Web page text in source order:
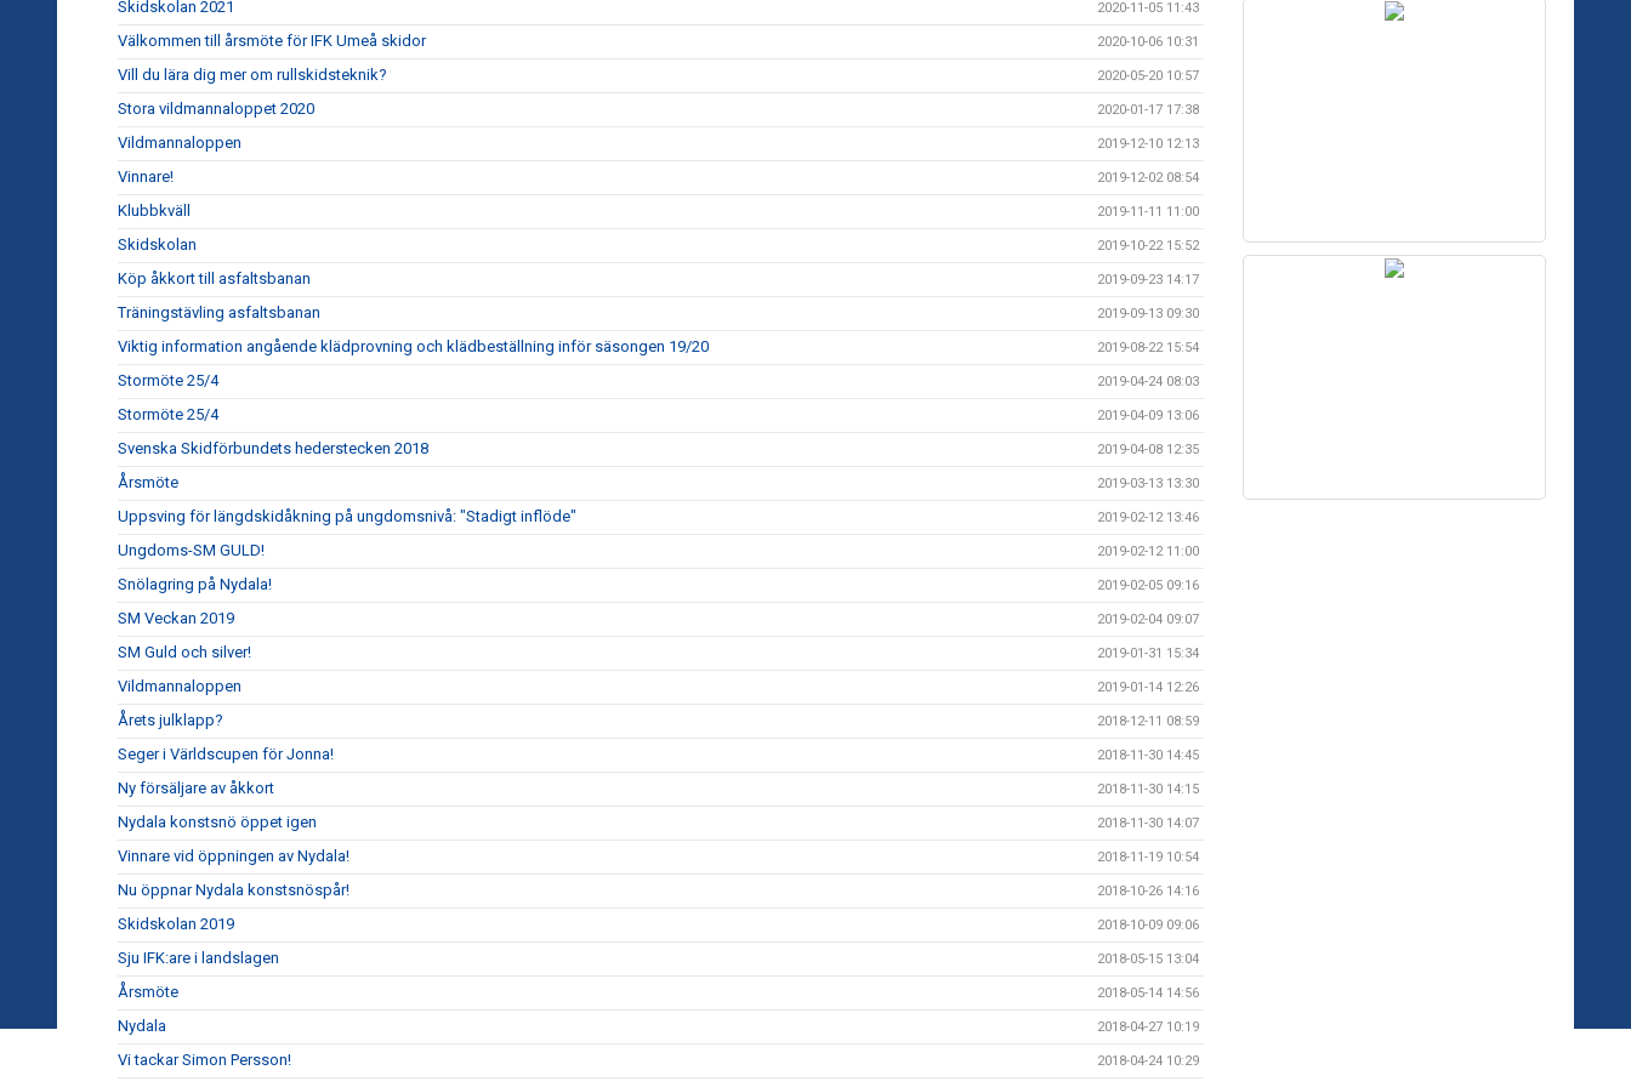
Skidskolan 2021 2020-11-05 11:43
Välkommen till årsmöte för IFK Umeå skidor 2020-10-06 10:31
Vill du lära dig mer om rullskidsteknik? 2020-05-20 10:57
Stora vildmannaloppet 2020 2020-01-17 17:38
Vildmannaloppen 2019-12-10 12:13
Vinnare! 2019-12-02 08:54
Klubbkväll 2019-11-11 11:00
Skidskolan 2019-10-22 15:52
Köp åkkort till asfaltsbanan 2019-09-23 14:17
Träningstävling asfaltsbanan 2019-09-13 09:30
Viktig information angående klädprovning och klädbeställning inför säsongen 19/20 2019-08-22 15:54
Stormöte 25/4 2019-04-24 08:03
Stormöte 25/4 2019-04-09 13:06
Svenska Skidförbundets hederstecken 2018 2019-04-08 12:35
Årsmöte 2019-03-13 13:30
Uppsving för längdskidåkning på ungdomsnivå: "Stadigt inflöde" 2019-02-12 13:46
Ungdoms-SM GULD! 2019-02-12 11:00
Snölagring på Nydala! 2019-02-05 09:16
SM Veckan 2019 2019-02-04 09:07
SM Guld och silver! 2019-01-31 15:34
Vildmannaloppen 2019-01-14 12:26
Årets julklapp? 2018-12-11 08:59
Seger i Världscupen för Jonna! 2018-11-30 14:45
Ny försäljare av åkkort 2018-11-30 14:15
Nydala konstsnö öppet igen 2018-11-30 14:07
Vinnare vid öppningen av Nydala! 2018-11-19 10:54
Nu öppnar Nydala konstsnöspår! 2018-10-26 14:16
Skidskolan 2019 2018-10-09 09:06
Sju IFK:are i landslagen 2018-05-15 13:04
Årsmöte 2018-05-14 14:56
Nydala 2018-04-27 10:19
Vi tackar Simon Persson! 2018-04-24 10:29